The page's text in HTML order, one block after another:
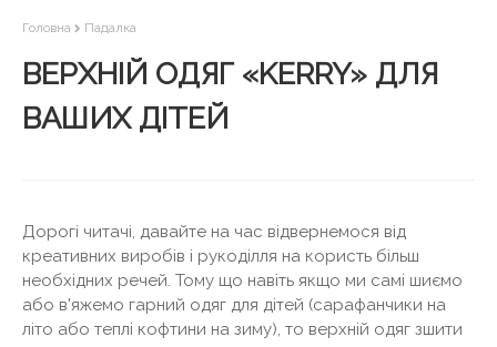
Головна Падалка
ВЕРХНІЙ ОДЯГ «KERRY» ДЛЯ
ВАШИХ ДІТЕЙ
Дорогі читачі, давайте на час відвернемося від
креативних виробів і рукоділля на користь більш
необхідних речей. Тому що навіть якщо ми самі шиємо
або в'яжемо гарний одяг для дітей (сарафанчики на
літо або теплі кофтини на зиму), то верхній одяг зшити